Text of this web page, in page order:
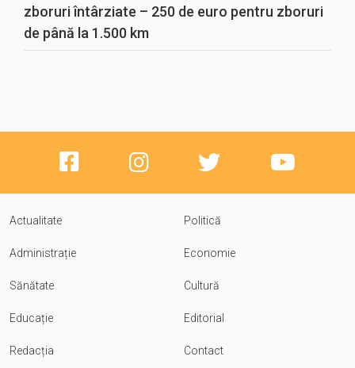
zboruri întârziate – 250 de euro pentru zboruri
de până la 1.500 km
Actualitate Politică
Administrație Economie
Sănătate Cultură
Educație Editorial
Redacția Contact